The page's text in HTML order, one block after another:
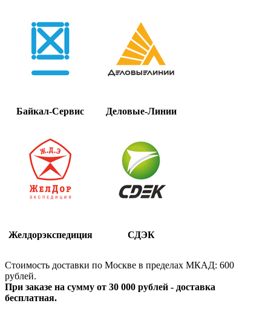
Байкал-Сервис Деловые-Линии
Желдорэкспедиция СДЭК
Стоимость доставки по Москве в пределах МКАД: 600
рублей.
При заказе на сумму от 30 000 рублей - доставка
бесплатная.